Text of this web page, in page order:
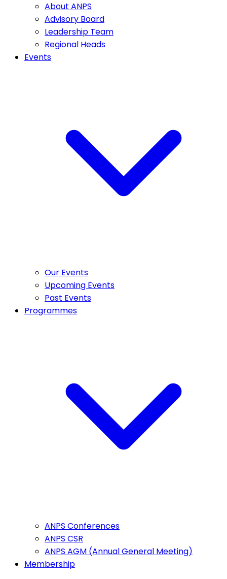
About ANPS
Advisory Board
Leadership Team
Regional Heads
Events
Our Events
Upcoming Events
Past Events
Programmes
ANPS Conferences
ANPS CSR
ANPS AGM (Annual General Meeting)
Membership